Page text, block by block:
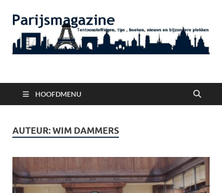
Parijsmagazine
HOOFDMENU
AUTEUR:WIM DAMMERS